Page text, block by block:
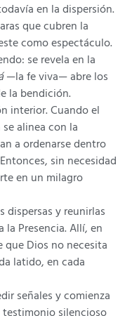
en la dispersión.
que cubren la
como espectáculo.
se revela en la
—la fe viva— abre los
la bendición.
interior. Cuando el
alinea con la
a ordenarse dentro
sin necesidad
en un milagro
dispersas y reunirlas
Presencia. Allí, en
que Dios no necesita
latido, en cada
señales y comienza